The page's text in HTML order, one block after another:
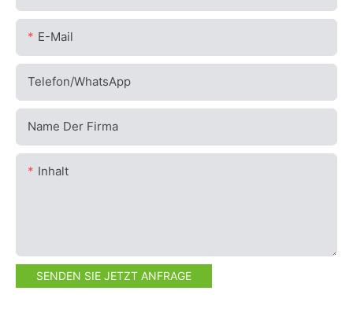
E-Mail
Telefon/WhatsApp
Name Der Firma
Inhalt
SENDEN SIE JETZT ANFRAGE